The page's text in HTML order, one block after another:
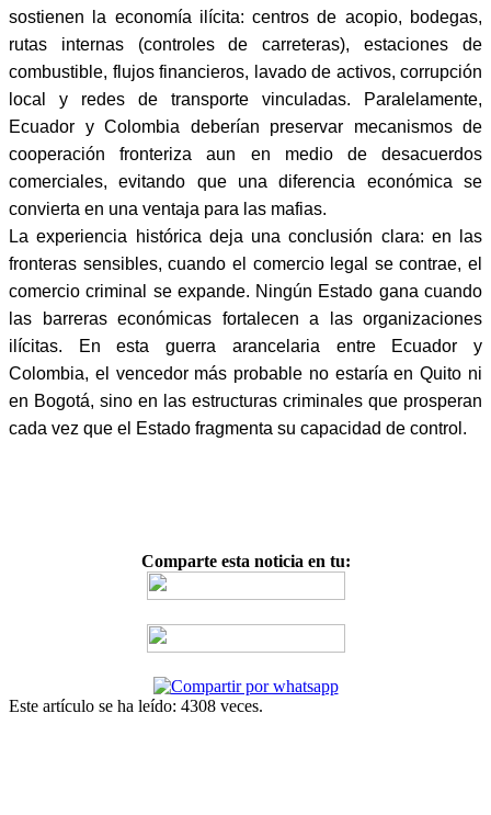
sostienen la economía ilícita: centros de acopio, bodegas,
rutas internas (controles de carreteras), estaciones de
combustible, flujos financieros, lavado de activos, corrupción
local y redes de transporte vinculadas. Paralelamente,
Ecuador y Colombia deberían preservar mecanismos de
cooperación fronteriza aun en medio de desacuerdos
comerciales, evitando que una diferencia económica se
convierta en una ventaja para las mafias.
La experiencia histórica deja una conclusión clara: en las
fronteras sensibles, cuando el comercio legal se contrae, el
comercio criminal se expande. Ningún Estado gana cuando
las barreras económicas fortalecen a las organizaciones
ilícitas. En esta guerra arancelaria entre Ecuador y
Colombia, el vencedor más probable no estaría en Quito ni
en Bogotá, sino en las estructuras criminales que prosperan
cada vez que el Estado fragmenta su capacidad de control.
Comparte esta noticia en tu:
Este artículo se ha leído: 4308 veces.